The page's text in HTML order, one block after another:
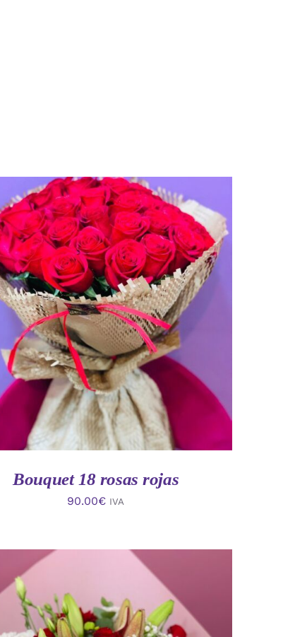
AÑADIR AL CARRITO / VISTA RAPIDA
Bouquet 18 rosas rojas
90.00€ IVA